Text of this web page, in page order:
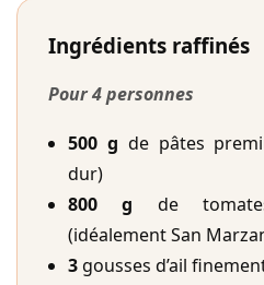
Ingrédients raffinés
Pour 4 personnes
500 g de pâtes
dur)
800 g de
(idéalement San
3 gousses d’ail